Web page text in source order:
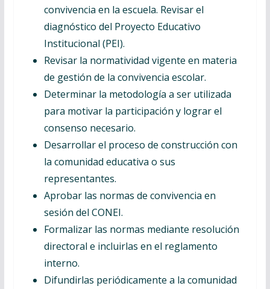
convivencia en la escuela. Revisar el
diagnóstico del Proyecto Educativo
Institucional (PEI).
Revisar la normatividad vigente en materia
de gestión de la convivencia escolar.
Determinar la metodología a ser utilizada
para motivar la participación y lograr el
consenso necesario.
Desarrollar el proceso de construcción con
la comunidad educativa o sus
representantes.
Aprobar las normas de convivencia en
sesión del CONEI.
Formalizar las normas mediante resolución
directoral e incluirlas en el reglamento
interno.
Difundirlas periódicamente a la comunidad